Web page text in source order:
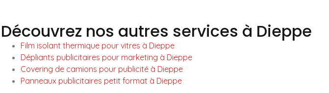
Découvrez nos autres services à Dieppe
Film isolant thermique pour vitres à Dieppe
Dépliants publicitaires pour marketing à Dieppe
Covering de camions pour publicité à Dieppe
Panneaux publicitaires petit format à Dieppe